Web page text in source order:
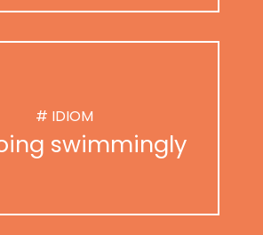
# IDIOM
swimmingly